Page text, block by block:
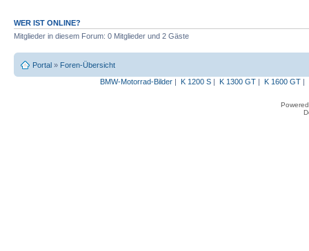
WER IST ONLINE?
Mitglieder in diesem Forum: 0 Mitglieder und 2 Gäste
Portal » Foren-Übersicht
BMW-Motorrad-Bilder| K 1200 S| K 1300 GT| K 1600 GT|